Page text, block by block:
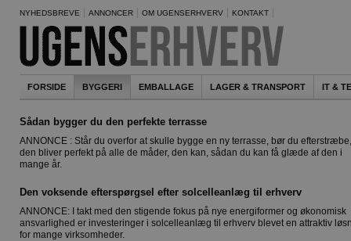
NYHEDSBREVE ANNONCER OM UGENSERHVERV KONTAKT
FORSIDE BYGGERI EMBALLAGE LAGER & TRANSPORT IT &
Sådan bygger du den perfekte terrasse
ANNONCE : Står du overfor at skulle bygge en ny terrasse, bør du
den bliver perfekt på alle de måder, den kan, sådan du kan få glæde af den i
mange år.
Den voksende efterspørgsel efter solcelleanlæg til erhverv
ANNONCE: I takt med den stigende fokus på nye energiformer og økonomisk
ansvarlighed er investeringer i solcelleanlæg til erhverv blevet en attraktiv
for mange virksomheder.